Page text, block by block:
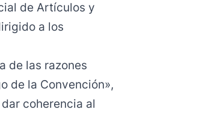
de Artículos y
a los
de las razones
de la Convención»,
coherencia al